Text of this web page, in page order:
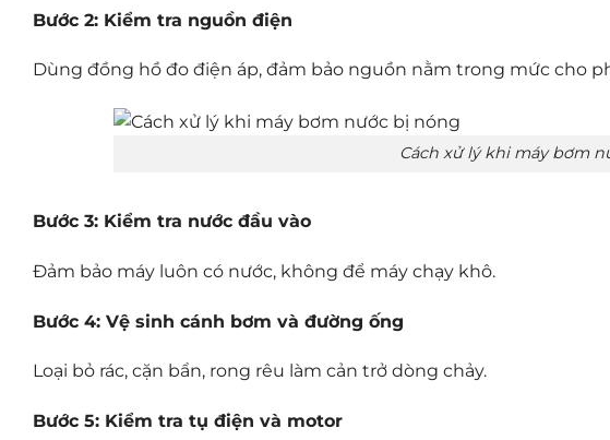
Bước 2: Kiểm tra nguồn điện
Dùng đồng hồ đo điện áp, đảm bảo nguồn nằm trong mức cho
Cách xử lý khi máy bơm
Bước 3: Kiểm tra nước đầu vào
Đảm bảo máy luôn có nước, không để máy chạy khô.
Bước 4: Vệ sinh cánh bơm và đường ống
Loại bỏ rác, cặn bẩn, rong rêu làm cản trở dòng chảy.
Bước 5: Kiểm tra tụ điện và motor